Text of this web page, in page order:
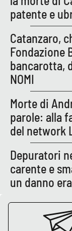
Vibo Valentia
Reggio
Cosenza
Lamezia Terme
PROGETTI
SPECIALI
Buona
LA
Destinazioni
patente e
Catanzaro,
Fondazione
bancarotta,
NOMI
Morte di
parole: alla
del network
Depuratori
carente e
un danno